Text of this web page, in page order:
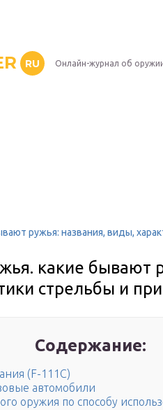
RU Онлайн-журнал об
ружья: названия, виды,
какие бывают
стрельбы и
Содержание:
(F-111C)
автомобили
оружия по способу